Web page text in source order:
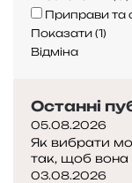
т
а
ю
п
о
п
у
Приправи та
Показати (1)
Відміна
Останні
05.08.2026
Як вибрати
так, щоб вона
03.08.2026